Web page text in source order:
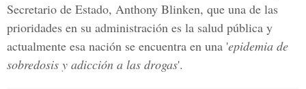
Secretario de Estado, Anthony Blinken, que una de las
prioridades en su administración es la salud pública y
actualmente esa nación se encuentra en una 'epidemia de
sobredosis y adicción a las drogas'.